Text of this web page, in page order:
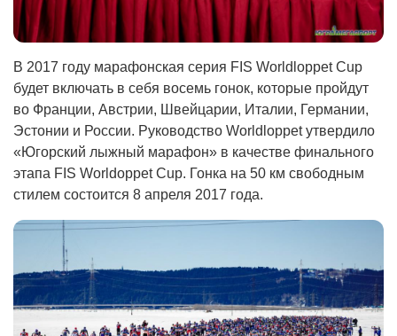
В 2017 году марафонская серия FIS Worldloppet Cup
будет включать в себя восемь гонок, которые пройдут
во Франции, Австрии, Швейцарии, Италии, Германии,
Эстонии и России. Руководство Worldloppet утвердило
«Югорский лыжный марафон» в качестве финального
этапа FIS Worldoppet Cup. Гонка на 50 км свободным
стилем состоится 8 апреля 2017 года.